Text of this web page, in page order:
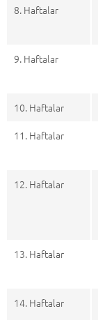
8. Haftalar
9. Haftalar
10. Haftalar
11. Haftalar
12. Haftalar
13. Haftalar
14. Haftalar